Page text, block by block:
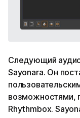
Следующий
Sayonara. Он
возможностями,
Rhythmbox.